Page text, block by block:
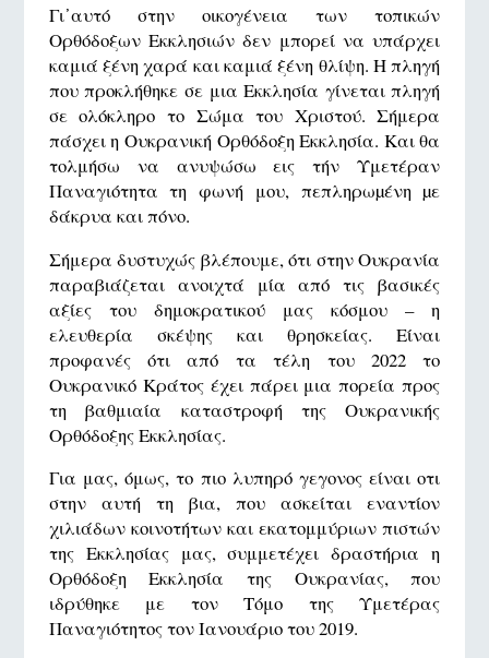
Γι᾿αυτό στην οικογένεια των τοπικών
Ορθόδοξων Εκκλησιών δεν μπορεί να υπάρχει
καμιά ξένη χαρά και καμιά ξένη θλίψη. Η πληγή
που προκλήθηκε σε μια Εκκλησία γίνεται πληγή
σε ολόκληρο το Σώμα του Χριστού. Σήμερα
πάσχει η Ουκρανική Ορθόδοξη Εκκλησία. Και θα
τολμήσω να ανυψώσω εις τήν Υμετέραν
Παναγιότητα τη φωνή μου, πεπληρωµένη µε
δάκρυα και πόνο.
Σήμερα δυστυχώς βλέπουμε, ότι στην Ουκρανία
παραβιάζεται ανοιχτά μία από τις βασικές
αξίες του δημοκρατικού μας κόσμου – η
ελευθερία σκέψης και θρησκείας. Είναι
προφανές ότι από τα τέλη του 2022 το
Ουκρανικό Κράτος έχει πάρει μια πορεία προς
τη βαθμιαία καταστροφή της Ουκρανικής
Ορθόδοξης Εκκλησίας.
Για μας, όμως, το πιο λυπηρό γεγονος είναι οτι
στην αυτή τη βια, που ασκείται εναντίον
χιλιάδων κοινοτήτων και εκατομμύριων πιστών
της Εκκλησίας μας, συμμετέχει δραστήρια η
Ορθόδοξη Εκκλησία της Ουκρανίας, που
ιδρύθηκε με τον Τόμο της Υμετέρας
Παναγιότητος τον Ιανουάριο του 2019.